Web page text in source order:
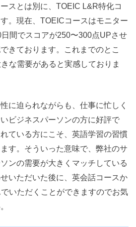
スとは別に、TOEIC L&R特化コ
。現在、TOEICコースはモニター
間でスコアが250〜300点UPさせ
きております。これまでのとこ
な需要があると実感しておりま
に迫られながらも、仕事に忙しく
ビジネスパーソンの方に好評で
ている方にこそ、英語学習の習慣
す。そういった意味で、弊社のサ
ンの需要が大きくマッチしている
いただいた後に、英会話コースか
いただくことができますのでお気